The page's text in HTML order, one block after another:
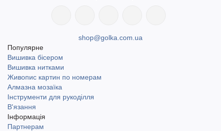
shop@golka.com.ua
Популярне
Вишивка бісером
Вишивка нитками
Живопис картин по номерам
Алмазна мозаїка
Інструменти для рукоділля
В'язання
Інформація
Партнерам